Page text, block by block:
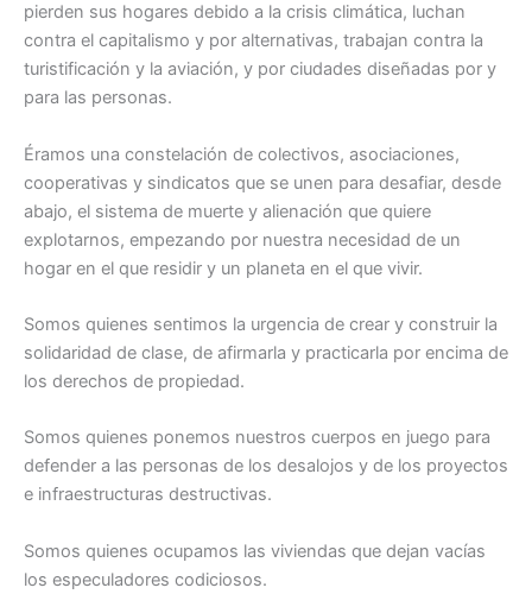
pierden sus hogares debido a la crisis climática, luchan
contra el capitalismo y por alternativas, trabajan contra la
turistificación y la aviación, y por ciudades diseñadas por y
para las personas.
Éramos una constelación de colectivos, asociaciones,
cooperativas y sindicatos que se unen para desafiar, desde
abajo, el sistema de muerte y alienación que quiere
explotarnos, empezando por nuestra necesidad de un
hogar en el que residir y un planeta en el que vivir.
Somos quienes sentimos la urgencia de crear y construir la
solidaridad de clase, de afirmarla y practicarla por encima de
los derechos de propiedad.
Somos quienes ponemos nuestros cuerpos en juego para
defender a las personas de los desalojos y de los proyectos
e infraestructuras destructivas.
Somos quienes ocupamos las viviendas que dejan vacías
los especuladores codiciosos.